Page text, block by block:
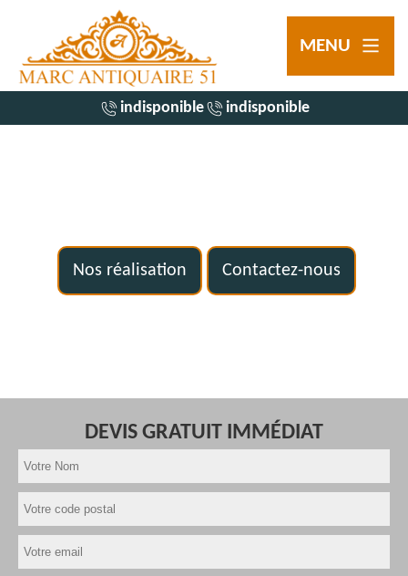
MENU
indisponible indisponible
Nos réalisation Contactez-nous
DEVIS GRATUIT IMMÉDIAT